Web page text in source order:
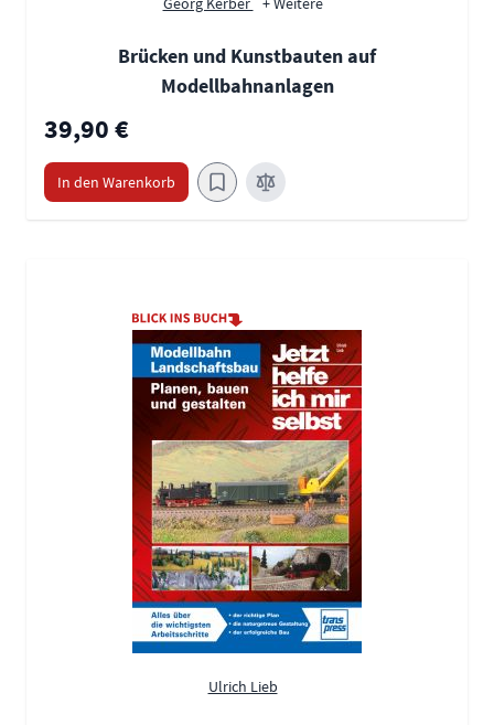
Brücken und Kunstbauten auf
Modellbahnanlagen
39,90 €
In den Warenkorb
Ulrich Lieb